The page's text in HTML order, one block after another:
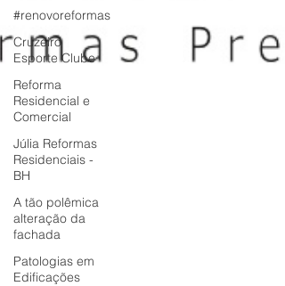
#renovoreformas
Cruzeiro
Esporte Clube
Reforma
Residencial e
Comercial
Júlia Reformas
Residenciais -
BH
A tão polêmica
alteração da
fachada
Patologias em
Edificações